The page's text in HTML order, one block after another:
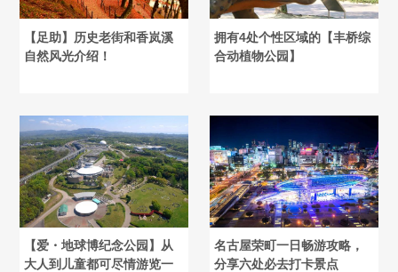
【足助】历史老街和香岚溪
自然风光介绍！
拥有4处个性区域的【丰桥综
合动植物公园】
【爱・地球博纪念公园】从
大人到儿童都可尽情游览一
名古屋荣町一日畅游攻略，
分享六处必去打卡景点